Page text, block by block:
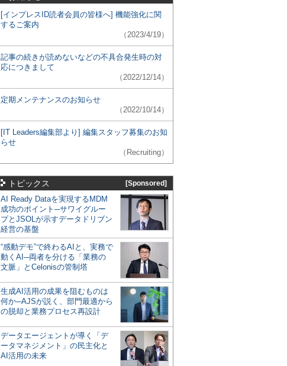
[インプレスID読者会員の皆様へ] 機能強化に関
するご案内
（2023/4/19）
記事の続きが読めないなどの不具合発生時の対
応につきまして
（2022/12/14）
定期メンテナンスのお知らせ
（2022/10/14）
[IT Leaders編集部より] 編集スタッフ募集のお知
らせ
（Recruiting）
トピックス [Sponsored]
AI Ready Dataを実現するMDM
成功のポイント─サワイグルー
プとJSOLが示すデータドリブン
経営の基盤
“感動デモ”で終わるAIと、実務で
動くAI─両者を分ける「業務の
文脈」とCelonisの管制塔
生成AI活用の成果を阻むものは
何か─AJSが説く、部門最適から
の脱却と業務プロセス再設計
データエージェントが導く「デ
ータマネジメント」の民主化と
AI活用の未来